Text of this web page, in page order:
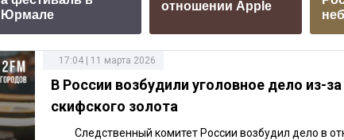
Юрмале
отношении Apple
17:04 | 11 марта 2026
В России возбудили уголовное дело из-
скифского золота
Следственный комитет России возбудил дело в